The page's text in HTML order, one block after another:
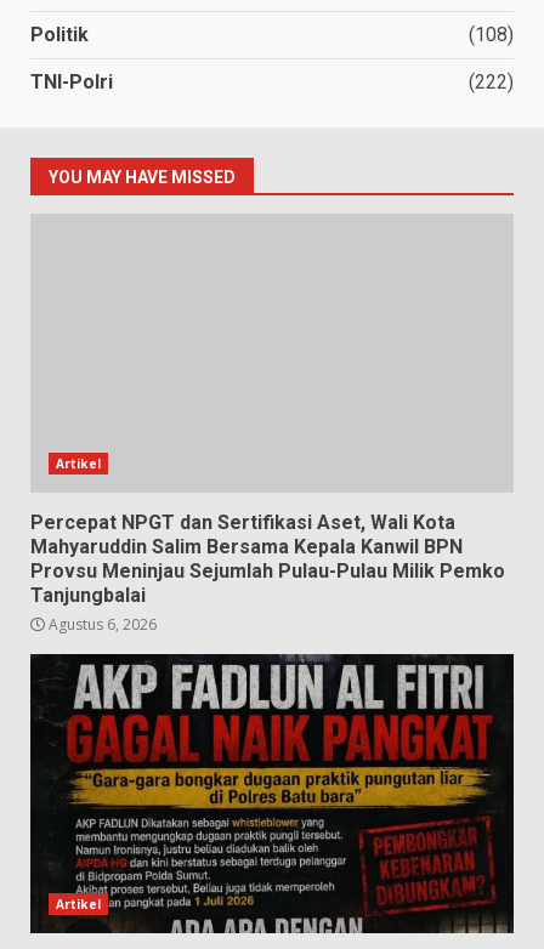
Politik (108)
TNI-Polri (222)
YOU MAY HAVE MISSED
Artikel
Percepat NPGT dan Sertifikasi Aset, Wali Kota
Mahyaruddin Salim Bersama Kepala Kanwil BPN
Provsu Meninjau Sejumlah Pulau-Pulau Milik Pemko
Tanjungbalai
Agustus 6, 2026
Artikel